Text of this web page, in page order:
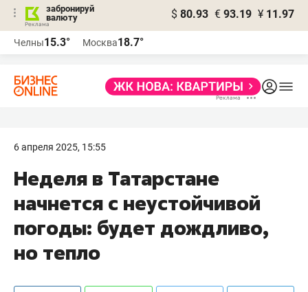
забронируй
валюту
$ 80.93 € 93.19 ¥ 11.97
Челны15.3° Москва18.7°
6 апреля 2025, 15:55
Неделя в Татарстане
начнется с неустойчивой
погоды: будет дождливо,
но тепло